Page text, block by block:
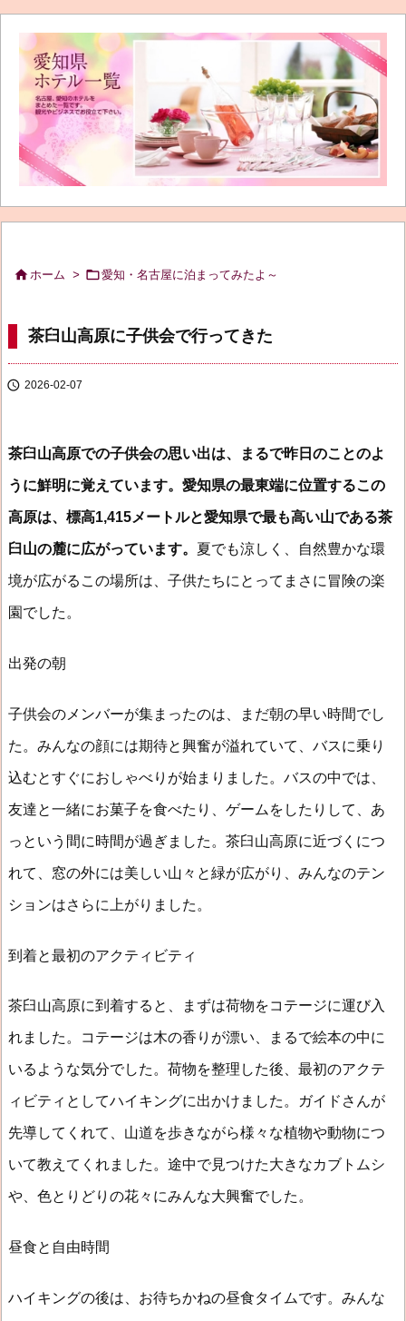
ホーム > 愛知・名古屋に泊まってみたよ～
茶臼山高原に子供会で行ってきた
 2026-02-07
茶臼山高原での子供会の思い出は、まるで昨日のことのよ
うに鮮明に覚えています。愛知県の最東端に位置するこの
高原は、標高1,415メートルと愛知県で最も高い山である茶
臼山の麓に広がっています。 夏でも涼しく、自然豊かな環
境が広がるこの場所は、子供たちにとってまさに冒険の楽
園でした。
出発の朝
子供会のメンバーが集まったのは、まだ朝の早い時間でし
た。みんなの顔には期待と興奮が溢れていて、バスに乗り
込むとすぐにおしゃべりが始まりました。バスの中では、
友達と一緒にお菓子を食べたり、ゲームをしたりして、あ
っという間に時間が過ぎました。茶臼山高原に近づくにつ
れて、窓の外には美しい山々と緑が広がり、みんなのテン
ションはさらに上がりました。
到着と最初のアクティビティ
茶臼山高原に到着すると、まずは荷物をコテージに運び入
れました。コテージは木の香りが漂い、まるで絵本の中に
いるような気分でした。荷物を整理した後、最初のアクテ
ィビティとしてハイキングに出かけました。ガイドさんが
先導してくれて、山道を歩きながら様々な植物や動物につ
いて教えてくれました。途中で見つけた大きなカブトムシ
や、色とりどりの花々にみんな大興奮でした。
昼食と自由時間
ハイキングの後は、お待ちかねの昼食タイムです。みんな